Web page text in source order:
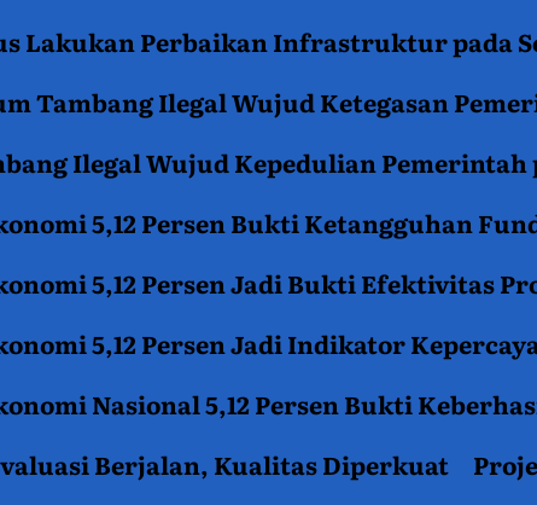
Lakukan Perbaikan Infrastruktur pada
Tambang Ilegal Wujud Ketegasan
Ilegal Wujud Kepedulian
5,12 Persen Bukti Ketangguhan
5,12 Persen Jadi Bukti Efektivitas
5,12 Persen Jadi Indikator
Nasional 5,12 Persen Bukti
Berjalan, Kualitas Diperkuat